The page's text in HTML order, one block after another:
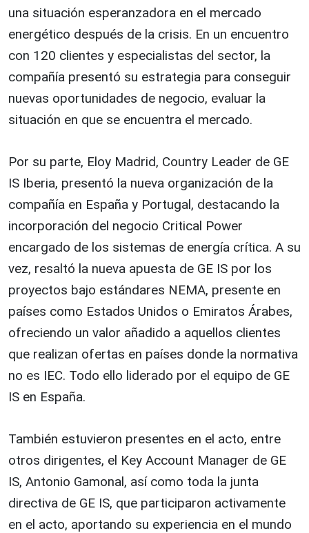
una situación esperanzadora en el mercado
energético después de la crisis. En un encuentro
con 120 clientes y especialistas del sector, la
compañía presentó su estrategia para conseguir
nuevas oportunidades de negocio, evaluar la
situación en que se encuentra el mercado.
Por su parte, Eloy Madrid, Country Leader de GE
IS Iberia, presentó la nueva organización de la
compañía en España y Portugal, destacando la
incorporación del negocio Critical Power
encargado de los sistemas de energía crítica. A su
vez, resaltó la nueva apuesta de GE IS por los
proyectos bajo estándares NEMA, presente en
países como Estados Unidos o Emiratos Árabes,
ofreciendo un valor añadido a aquellos clientes
que realizan ofertas en países donde la normativa
no es IEC. Todo ello liderado por el equipo de GE
IS en España.
También estuvieron presentes en el acto, entre
otros dirigentes, el Key Account Manager de GE
IS, Antonio Gamonal, así como toda la junta
directiva de GE IS, que participaron activamente
en el acto, aportando su experiencia en el mundo